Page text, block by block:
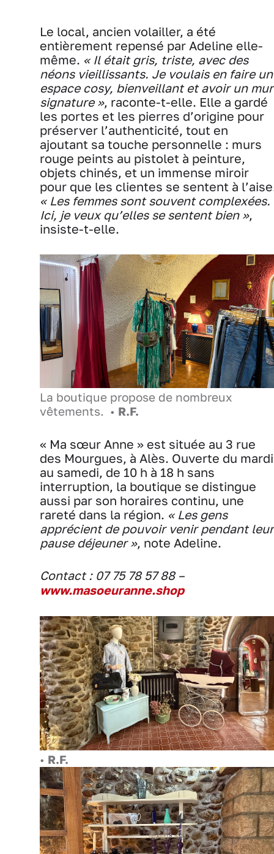
Le local, ancien volailler, a été
entièrement repensé par Adeline elle-
même. « Il était gris, triste, avec des
néons vieillissants. Je voulais en faire un
espace cosy, bienveillant et avoir un mur
signature », raconte-t-elle. Elle a gardé
les portes et les pierres d’origine pour
préserver l’authenticité, tout en
ajoutant sa touche personnelle : murs
rouge peints au pistolet à peinture,
objets chinés, et un immense miroir
pour que les clientes se sentent à
« Les femmes sont souvent complexées.
Ici, je veux qu’elles se sentent bien »,
insiste-t-elle.
La boutique propose de nombreux
vêtements. • R.F.
« Ma sœur Anne » est située au 3 rue
des Mourgues, à Alès. Ouverte du mardi
au samedi, de 10 h à 18 h sans
interruption, la boutique se distingue
aussi par son horaires continu, une
rareté dans la région. « Les gens
apprécient de pouvoir venir pendant leur
pause déjeuner », note Adeline.
Contact : 07 75 78 57 88 –
www.masoeuranne.shop
• R.F.